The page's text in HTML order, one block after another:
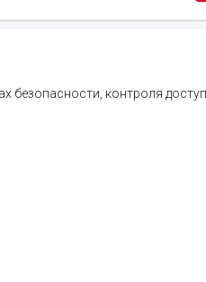
безопасности, контроля